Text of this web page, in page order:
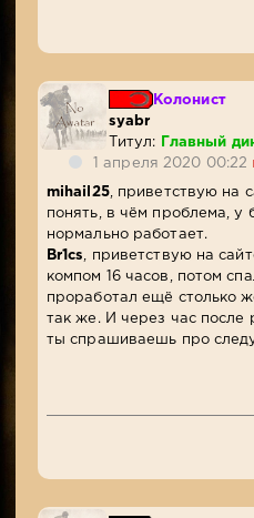
Колонист
syabr
Титул:
Главный
1 апреля 2020 00:22
mihail25, приветствую на
понять, в чём проблема, у
нормально работает.
Br1cs, приветствую на
компом 16 часов, потом
проработал ещё столько
так же. И через час после
ты спрашиваешь про